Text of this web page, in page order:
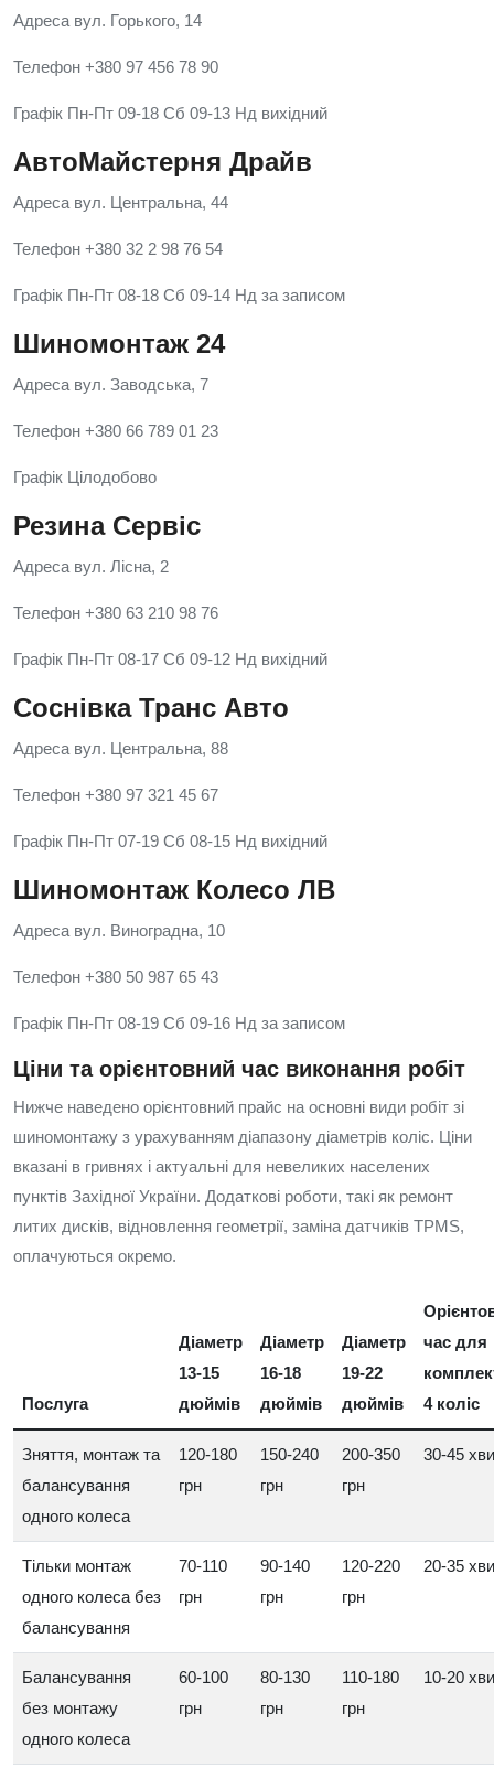
Адреса вул. Горького, 14
Телефон +380 97 456 78 90
Графік Пн-Пт 09-18 Сб 09-13 Нд вихідний
АвтоМайстерня Драйв
Адреса вул. Центральна, 44
Телефон +380 32 2 98 76 54
Графік Пн-Пт 08-18 Сб 09-14 Нд за записом
Шиномонтаж 24
Адреса вул. Заводська, 7
Телефон +380 66 789 01 23
Графік Цілодобово
Резина Сервіс
Адреса вул. Лісна, 2
Телефон +380 63 210 98 76
Графік Пн-Пт 08-17 Сб 09-12 Нд вихідний
Соснівка Транс Авто
Адреса вул. Центральна, 88
Телефон +380 97 321 45 67
Графік Пн-Пт 07-19 Сб 08-15 Нд вихідний
Шиномонтаж Колесо ЛВ
Адреса вул. Виноградна, 10
Телефон +380 50 987 65 43
Графік Пн-Пт 08-19 Сб 09-16 Нд за записом
Ціни та орієнтовний час виконання робіт
Нижче наведено орієнтовний прайс на основні види робіт зі
шиномонтажу з урахуванням діапазону діаметрів коліс. Ціни
вказані в гривнях і актуальні для невеликих населених
пунктів Західної України. Додаткові роботи, такі як ремонт
литих дисків, відновлення геометрії, заміна датчиків TPMS,
оплачуються окремо.
Послуга
Діаметр
13-15
дюймів
Діаметр
16-18
дюймів
Діаметр
19-22
дюймів
час для
4 коліс
Зняття, монтаж та
балансування
одного колеса
120-180
грн
150-240
грн
200-350
грн
30-45
Тільки монтаж
одного колеса без
балансування
70-110
грн
90-140
грн
120-220
грн
20-35
Балансування
без монтажу
одного колеса
60-100
грн
80-130
грн
110-180
грн
10-20